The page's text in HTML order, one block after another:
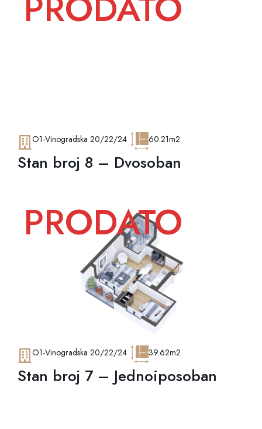
O1-Vinogradska 20/22/24 60.21m2
Stan broj 8 – Dvosoban
PRODATO
O1-Vinogradska 20/22/24 39.62m2
Stan broj 7 – Jednoiposoban